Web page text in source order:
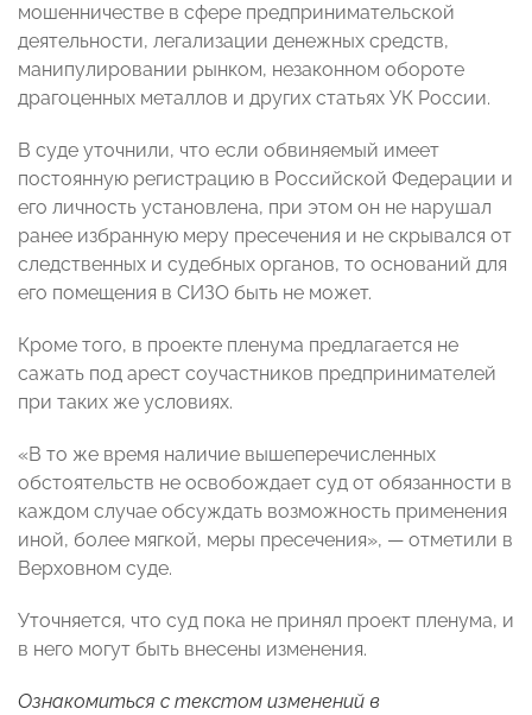
мошенничестве в сфере предпринимательской
деятельности, легализации денежных средств,
манипулировании рынком, незаконном обороте
драгоценных металлов и других статьях УК России.
В суде уточнили, что если обвиняемый имеет
постоянную регистрацию в Российской Федерации и
его личность установлена, при этом он не нарушал
ранее избранную меру пресечения и не скрывался от
следственных и судебных органов, то оснований для
его помещения в СИЗО быть не может.
Кроме того, в проекте пленума предлагается не
сажать под арест соучастников предпринимателей
при таких же условиях.
«В то же время наличие вышеперечисленных
обстоятельств не освобождает суд от обязанности в
каждом случае обсуждать возможность применения
иной, более мягкой, меры пресечения», — отметили в
Верховном суде.
Уточняется, что суд пока не принял проект пленума, и
в него могут быть внесены изменения.
Ознакомиться с текстом изменений в